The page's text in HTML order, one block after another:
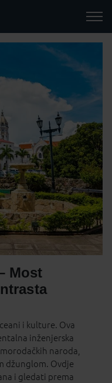
Most
i kulture. Ova
inženjerska
naroda,
džunglom. Ovdje
i gledati prema